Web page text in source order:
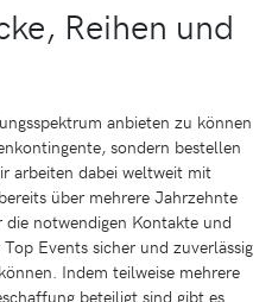
Reihen und
anbieten zu können
sondern bestellen
arbeiten dabei weltweit mit
über mehrere Jahrzehnte
notwendigen Kontakte und
Events sicher und zuverlässig
Indem teilweise mehrere
beteiligt sind gibt es